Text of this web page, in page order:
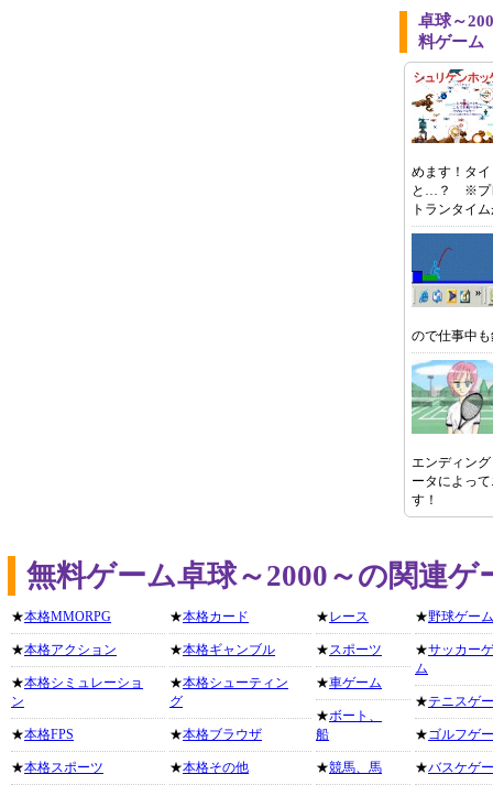
卓球～
料ゲーム
めます！タ
と…？ ※プ
トランタイ
ので仕事中
エンディン
ータによっ
す！
無料ゲーム卓球～2000～の関連
★本格MMORPG
★本格アクション
★本格シミュレーショ
ン
★本格FPS
★本格スポーツ
★本格カード
★本格ギャンブル
★本格シューティン
グ
★本格ブラウザ
★本格その他
★レース
★スポーツ
★車ゲーム
★ボート、
船
★競馬、馬
★野球ゲーム
★サッカー
ム
★テニスゲ
★ゴルフゲ
★バスケゲ